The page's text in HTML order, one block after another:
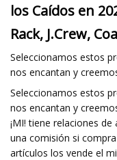
los Caídos en
Rack, J.Crew,
Seleccionamos estos
nos encantan y
Seleccionamos estos
nos encantan y
¡MI! tiene relaciones
una comisión si
artículos los vende el